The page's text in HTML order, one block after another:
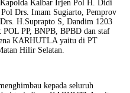
Kalbar Irjen Pol H. Didi
Drs. Imam Sugiarto, Pemprov
H.Suprapto S, Dandim 1203
POL PP, BNPB, BPBD dan staf
KARHUTLA yaitu di PT
Hilir Selatan.
kepada seluruh